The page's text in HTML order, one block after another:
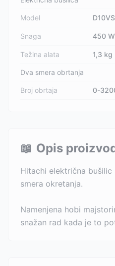
Model
Snaga 450 W
Težina alata 1,3 kg
Dva smera obrtanja
Broj obrtaja 0-
📖 Opis
Hitachi električna bušilic
smera okretanja.
Namenjena hobi
snažan rad kada je to